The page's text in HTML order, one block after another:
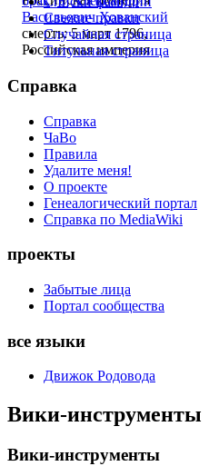
Васильевич Хованский
смерть: 5 март 1796,
Российская империя
Свежие правки
Случайная страница
Титульная страница
Справка
Справка
ЧаВо
Правила
Удалите меня!
О проекте
Генеалогический портал
Справка по MediaWiki
проекты
Забытые лица
Портал сообщества
все языки
Движок Родовода
Вики-инструменты
Вики-инструменты